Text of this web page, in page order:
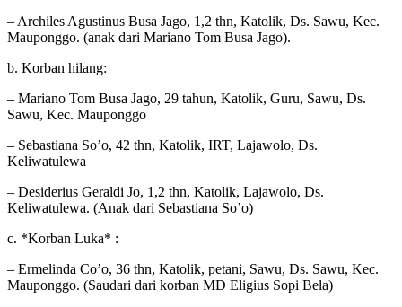
– Archiles Agustinus Busa Jago, 1,2 thn, Katolik, Ds. Sawu, Kec.
Mauponggo. (anak dari Mariano Tom Busa Jago).
b. Korban hilang:
– Mariano Tom Busa Jago, 29 tahun, Katolik, Guru, Sawu, Ds.
Sawu, Kec. Mauponggo
– Sebastiana So’o, 42 thn, Katolik, IRT, Lajawolo, Ds.
Keliwatulewa
– Desiderius Geraldi Jo, 1,2 thn, Katolik, Lajawolo, Ds.
Keliwatulewa. (Anak dari Sebastiana So’o)
c. *Korban Luka* :
– Ermelinda Co’o, 36 thn, Katolik, petani, Sawu, Ds. Sawu, Kec.
Mauponggo. (Saudari dari korban MD Eligius Sopi Bela)